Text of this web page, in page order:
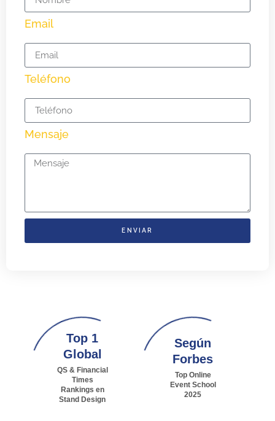
Email
Teléfono
Mensaje
ENVIAR
Top 1
Global
QS & Financial
Times
Rankings en
Stand Design
Según
Forbes
Top Online
Event School
2025